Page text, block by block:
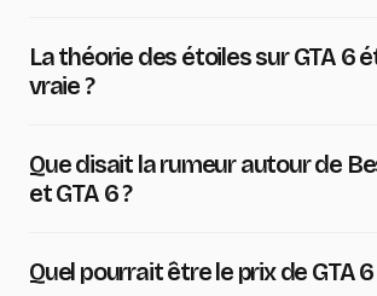
La théorie des étoiles sur GTA 6
vraie ?
Que disait la rumeur autour de
et GTA 6 ?
Quel pourrait être le prix de GTA 6